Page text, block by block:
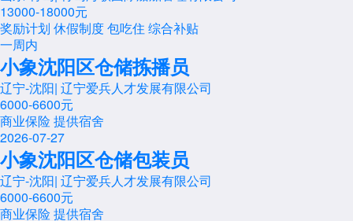
13000-18000元
奖励计划 休假制度包吃住 综合补贴
一周内
小象沈阳区仓储拣播员
辽宁-沈阳| 辽宁爱兵人才发展有限公司
6000-6600元
商业保险提供宿舍
2026-07-27
小象沈阳区仓储包装员
辽宁-沈阳| 辽宁爱兵人才发展有限公司
6000-6600元
商业保险提供宿舍